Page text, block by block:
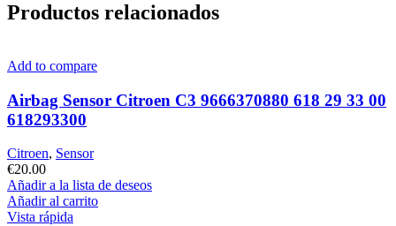
Productos relacionados
Add to compare
Airbag Sensor Citroen C3 9666370880 618 29 33 00
618293300
Citroen, Sensor
€20.00
Añadir a la lista de deseos
Añadir al carrito
Vista rápida